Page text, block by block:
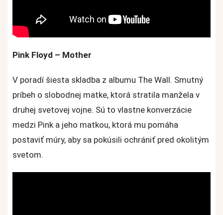
Pink Floyd – Mother
V poradí šiesta skladba z albumu The Wall. Smutný
príbeh o slobodnej matke, ktorá stratila manžela v
druhej svetovej vojne. Sú to vlastne konverzácie
medzi Pink a jeho matkou, ktorá mu pomáha
postaviť múry, aby sa pokúsili ochrániť pred okolitým
svetom.